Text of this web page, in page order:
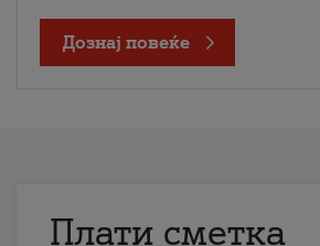
Дознај повеќе
Плати сметка